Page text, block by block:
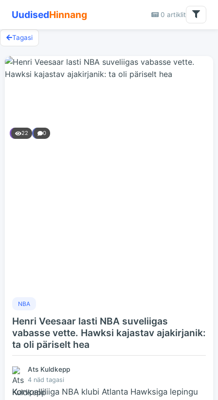
UudisedHinnang 0 artiklit
Tagasi
22 0
NBA
Henri Veesaar lasti NBA suveliigas
vabasse vette. Hawksi kajastav ajakirjanik:
ta oli päriselt hea
Ats Kuldkepp
4 näd tagasi
Korvpalliliiga NBA klubi Atlanta Hawksiga lepingu